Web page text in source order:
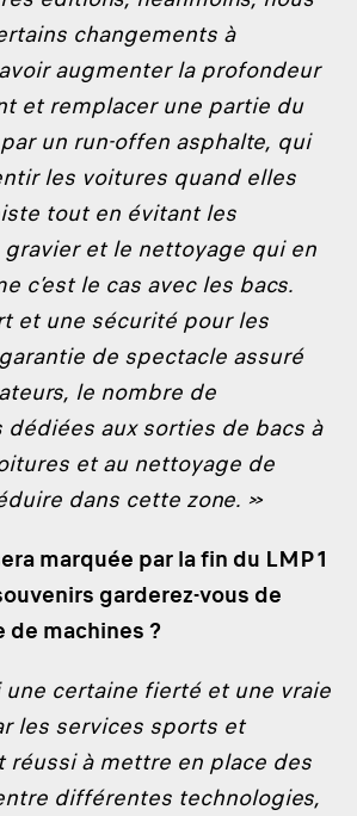
changements à
augmenter la profondeur
et remplacer une partie du
un run-offen asphalte, qui
les voitures quand elles
tout en évitant les
et le nettoyage qui en
c’est le cas avec les bacs.
et une sécurité pour les
de spectacle assuré
le nombre de
aux sorties de bacs à
et au nettoyage de
dans cette zone. »
marquée par la fin du LMP1
garderez-vous de
machines ?
une certaine fierté et une vraie
les services sports et
réussi à mettre en place des
différentes technologies,